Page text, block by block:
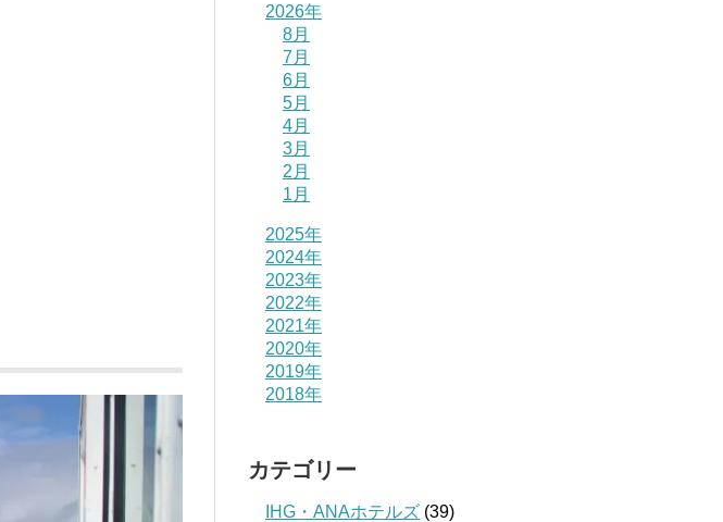
2026年
8月
7月
6月
5月
4月
3月
2月
1月
2025年
2024年
2023年
2022年
2021年
2020年
2019年
2018年
カテゴリー
IHG・ANAホテルズ (39)